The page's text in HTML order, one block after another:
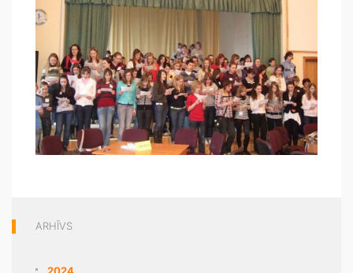
ARHĪVS
2024